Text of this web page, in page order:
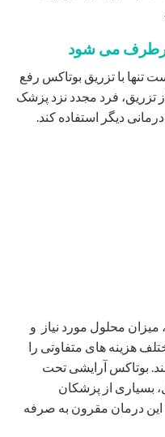
برطرف می شود
با تزریق بوتاکس رفع
تزریق، فرد مجدد نزد پزشک
دیگر استفاده کند.
میزان محلول مورد نیاز و
هزینه های متفاوتی را
بوتاکس آرایشی تحت
بسیاری از پزشکان
این درمان مقرون به صرفه